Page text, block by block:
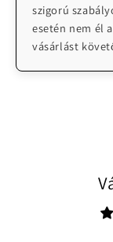
szigorú
esetén nem él
vásárlást